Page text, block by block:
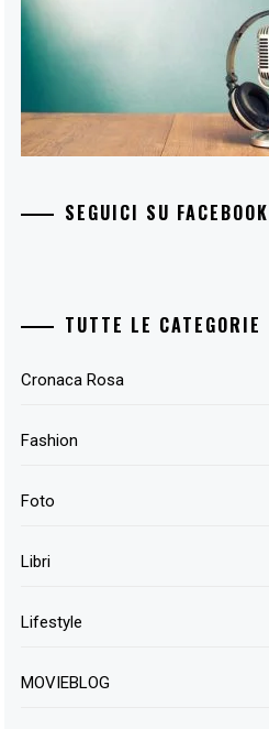
SEGUICI SU FACEBOOK
TUTTE LE CATEGORIE
Cronaca Rosa
Fashion
Foto
Libri
Lifestyle
MOVIEBLOG